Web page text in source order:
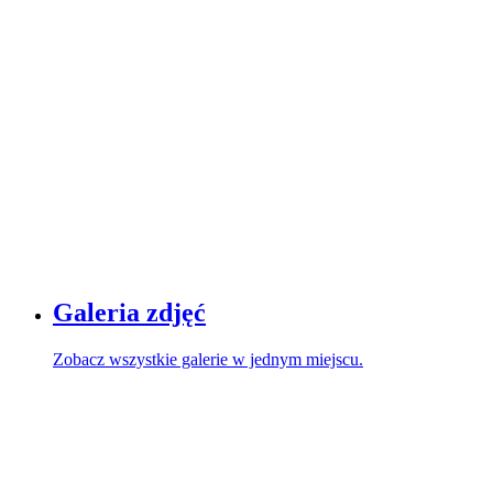
Galeria zdjęć
Zobacz wszystkie galerie w jednym miejscu.